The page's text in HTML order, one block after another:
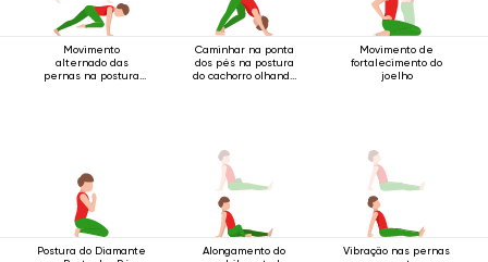
Movimento
alternado das
pernas na postura
Caminhar na ponta
dos pés na postura
do cachorro olhando
Movimento de
fortalecimento do
joelho
Postura do Diamante
Alongamento do
Vibração nas pernas